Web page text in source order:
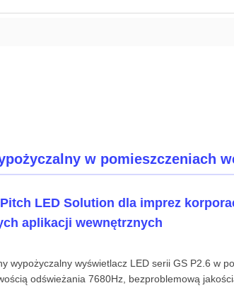
w pomieszczeniach
LED Solution dla imprez
aplikacji wewnętrznych
wypożyczalny wyświetlacz LED serii GS P2.6 w
odświeżania 7680Hz, bezproblemową